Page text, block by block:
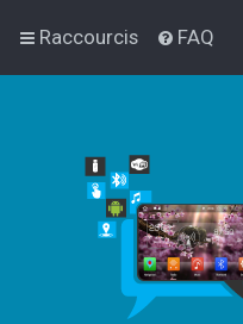
Raccourcis FAQ